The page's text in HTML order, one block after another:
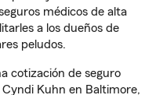
médicos de alta
a los dueños de
peludos.
cotización de seguro
Kuhn en Baltimore,